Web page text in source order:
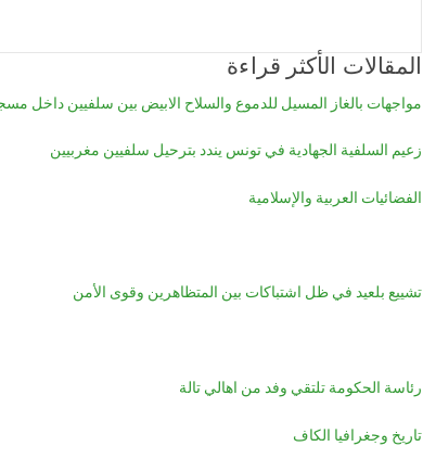
المقالات الأكثر قراءة
مواجهات بالغاز المسيل للدموع والسلاح الابيض بين سلفيين داخل
زعيم السلفية الجهادية في تونس يندد بترحيل سلفيين مغربيين
الفضائيات العربية والإسلامية
تشييع بلعيد في ظل اشتباكات بين المتظاهرين وقوى الأمن
رئاسة الحكومة تلتقي وفد من اهالي تالة
تاريخ وجغرافيا الكاف